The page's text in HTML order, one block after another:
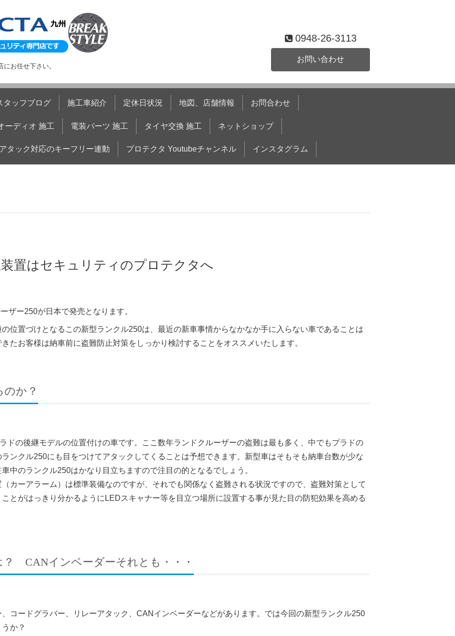
お任せ下さい。
0948-26-3113
お問い合わせ
タッフブログ 施工車紹介 定休日状況 地図、店舗情報 お問合わせ
ーディオ 施工 電装パーツ 施工 タイヤ交換 施工 ネットショップ
タック対応のキーフリー連動 プロテクタ Youtubeチャンネル インスタグラム
置はセキュリティのプロテクタへ
ザー250が日本で発売となります。
位置づけとなるこの新型ランクル250は、最近の新車事情からなかなか手に入らない車であることは
たお客様は納車前に盗難防止対策をしっかり検討することをオススメいたします。
か？
ドの後継モデルの位置付けの車です。ここ数年ランドクルーザーの盗難は最も多く、中でもプラドの
ンクル250にも目をつけてアタックしてくることは予想できます。新型車はそもそも納車台数が少な
中のランクル250はかなり目立ちますので注目の的となるでしょう。
カーアラーム）は標準装備なのですが、それでも関係なく盗難される状況ですので、盗難対策として
とがはっきり分かるようにLEDスキャナー等を目立つ場所に設置する事が見た目の防犯効果を高める
？ CANインベーダーそれとも・・・
コードグラバー、リレーアタック、CANインベーダーなどがあります。では今回の新型ランクル250
うか？